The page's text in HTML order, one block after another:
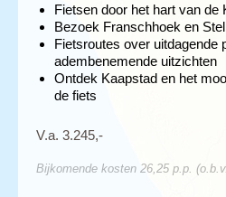
Fietsen door het hart van de
Bezoek Franschhoek en
Fietsroutes over uitdagende
adembenemende uitzichten
Ontdek Kaapstad en het
de fiets
V.a. 3.245,-
Bijkomende kosten 26,25 p.p.